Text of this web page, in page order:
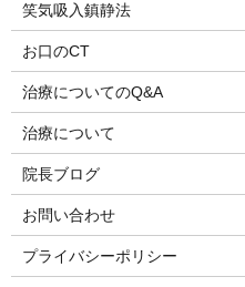
笑気吸入鎮静法
お口のCT
治療についてのQ&A
治療について
院長ブログ
お問い合わせ
プライバシーポリシー